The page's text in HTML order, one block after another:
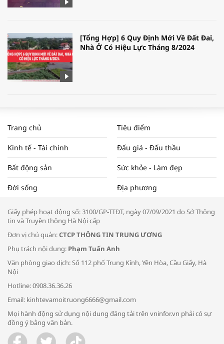
[Tổng Hợp] 6 Quy Định Mới Về Đất Đai,
Nhà Ở Có Hiệu Lực Tháng 8/2024
NAM NĂM 2024 VÀ NĂM 2025 | NHỊP
ĐẬP THỊ TRƯỜNG #62
Tọa đàm “Xúc tiến thương mại: Khơi
Bác sĩ tư vấn cách phòng tránh bệnh
đường hô hấp trong thời tiết giao mùa
Trao yêu thương cho em
Trang chủ Tiêu điểm
Kinh tế - Tài chính Đấu giá - Đấu thầu
Bất động sản Sức khỏe - Làm đẹp
Đời sống Địa phương
Giấy phép hoạt động số: 3100/GP-TTĐT, ngày 07/09/2021 do Sở Thông
tin và Truyền thông Hà Nội cấp
Đơn vị chủ quản:CTCP THÔNG TIN TRUNG ƯƠNG
Phụ trách nội dung: Phạm Tuấn Anh
Văn phòng giao dịch: Số 112 phố Trung Kính, Yên Hòa, Cầu Giấy, Hà
Nội
Hotline: 0908.36.36.26
Email: kinhtevamoitruong6666@gmail.com
Mọi hành động sử dụng nội dung đăng tải trên vninfor.vn phải có sự
đồng ý bằng văn bản.